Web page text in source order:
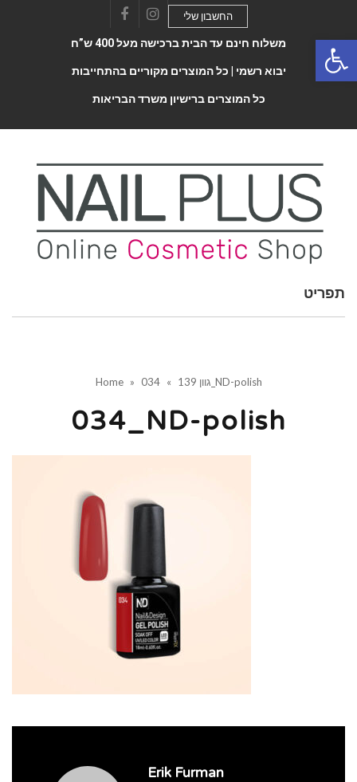
FacebookInstagram
החשבון שלי
משלוח חינם עד הבית ברכישה מעל 400 ש”ח
יבוא רשמי | כל המוצרים מקוריים בהתחייבות
כל המוצרים ברישיון משרד הבריאות
Toggle
תפריט
Home » גוון 139 » 034_ND-polish
034_ND-polish
Erik Furman